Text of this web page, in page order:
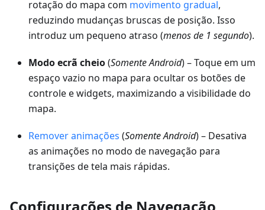
rotação do mapa com movimento gradual,
reduzindo mudanças bruscas de posição. Isso
introduz um pequeno atraso (menos de 1 segundo).
Modo ecrã cheio(Somente Android) – Toque em um
espaço vazio no mapa para ocultar os botões de
controle e widgets, maximizando a visibilidade do
mapa.
Remover animações (Somente Android) – Desativa
as animações no modo de navegação para
transições de tela mais rápidas.